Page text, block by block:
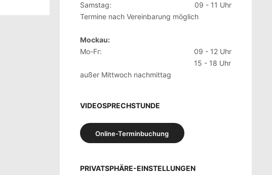
Samstag:
09 - 11 Uhr
Termine nach Vereinbarung möglich
Mockau:
Mo-Fr:
09 - 12 Uhr
15 - 18 Uhr
außer Mittwoch nachmittag
VIDEOSPRECHSTUNDE
Online-Terminbuchung
PRIVATSPHÄRE-EINSTELLUNGEN